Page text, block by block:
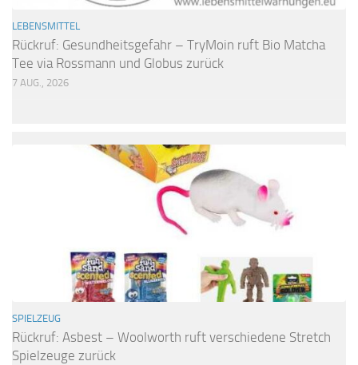
LEBENSMITTEL
Rückruf: Gesundheitsgefahr – TryMoin ruft Bio Matcha
Tee via Rossmann und Globus zurück
7 AUG., 2026
SPIELZEUG
Rückruf: Asbest – Woolworth ruft verschiedene Stretch
Spielzeuge zurück